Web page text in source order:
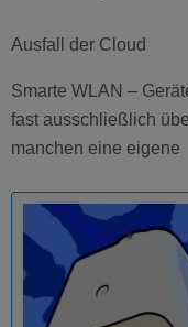
Ausfall der Cloud
Smarte WLAN –
fast ausschließlich
manchen eine eigene